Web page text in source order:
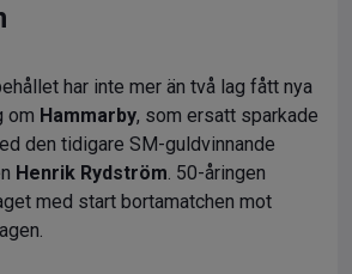
har inte mer än två lag fått nya
om Hammarby, som ersatt sparkade
den tidigare SM-guldvinnande
Henrik Rydström. 50-åringen
med start bortamatchen mot